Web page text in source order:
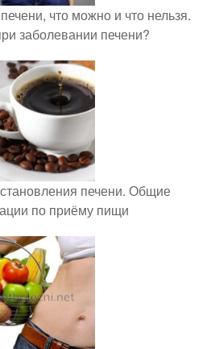
что можно и что нельзя.
заболевании печени?
печени. Общие
по приёму пищи